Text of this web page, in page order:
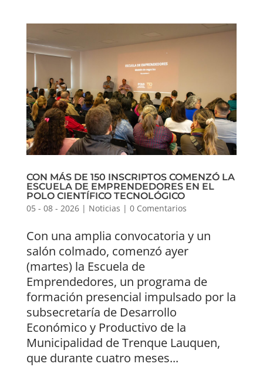
CON MÁS DE 150 INSCRIPTOS COMENZÓ LA
ESCUELA DE EMPRENDEDORES EN EL
POLO CIENTÍFICO TECNOLÓGICO
05 - 08 - 2026| Noticias | 0 Comentarios
Con una amplia convocatoria y un
salón colmado, comenzó ayer
(martes) la Escuela de
Emprendedores, un programa de
formación presencial impulsado por la
subsecretaría de Desarrollo
Económico y Productivo de la
Municipalidad de Trenque Lauquen,
que durante cuatro meses...